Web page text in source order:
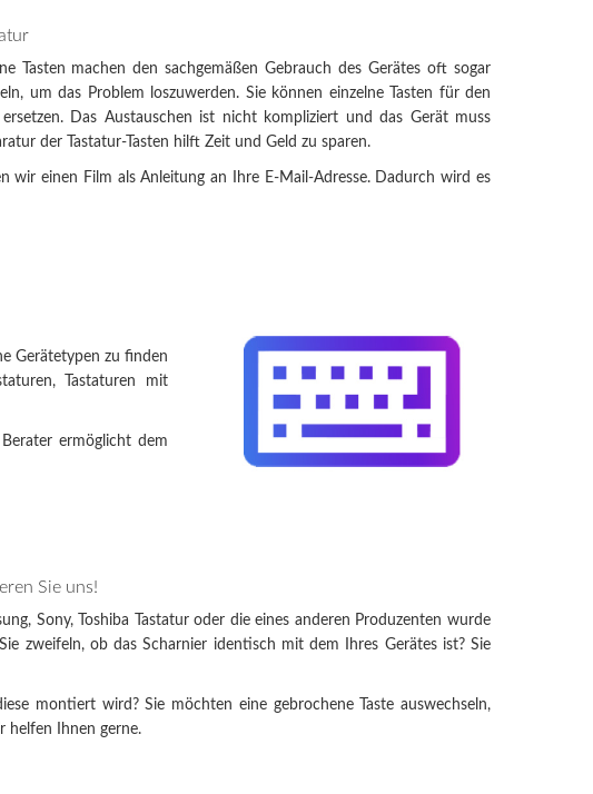
Tasten machen den sachgemäßen Gebrauch des Gerätes oft sogar
um das Problem loszuwerden. Sie können einzelne Tasten für den
Das Austauschen ist nicht kompliziert und das Gerät muss
der Tastatur-Tasten hilft Zeit und Geld zu sparen.
einen Film als Anleitung an Ihre E-Mail-Adresse. Dadurch wird es
Gerätetypen zu finden
Tastaturen mit
ermöglicht dem
Sie uns!
Sony, Toshiba Tastatur oder die eines anderen Produzenten wurde
zweifeln, ob das Scharnier identisch mit dem Ihres Gerätes ist? Sie
montiert wird? Sie möchten eine gebrochene Taste auswechseln,
helfen Ihnen gerne.